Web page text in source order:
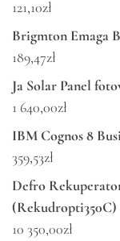
121,10zł
Brigmton Emaga
189,47zł
Ja Solar Panel
1 640,00zł
IBM Cognos 8
359,53zł
Defro
(Rekudropti350C)
10 350,00zł